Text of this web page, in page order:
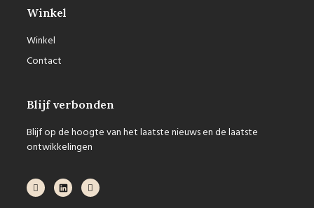
Winkel
Winkel
Contact
Blijf verbonden
Blijf op de hoogte van het laatste nieuws en de laatste
ontwikkelingen